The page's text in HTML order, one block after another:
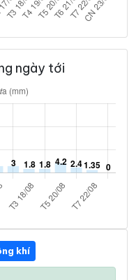
ngày tới
khí